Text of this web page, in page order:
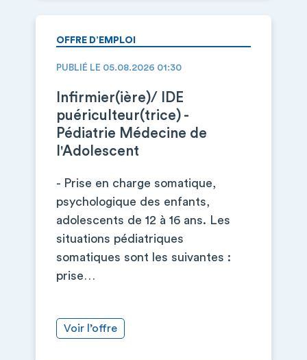
OFFRE D’EMPLOI
PUBLIÉ LE 05.08.2026 01:30
Infirmier(ière)/ IDE
puériculteur(trice) -
Pédiatrie Médecine de
l'Adolescent
- Prise en charge somatique,
psychologique des enfants,
adolescents de 12 à 16 ans. Les
situations pédiatriques
somatiques sont les suivantes :
prise…
Voir l’offre